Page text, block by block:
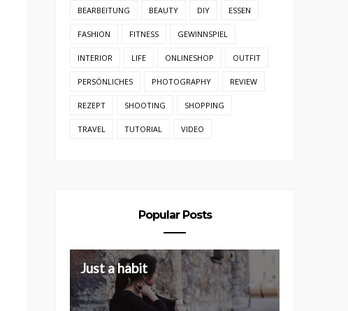
BEARBEITUNG BEAUTY DIY ESSEN
FASHION FITNESS GEWINNSPIEL
INTERIOR LIFE ONLINESHOP OUTFIT
PERSÖNLICHES PHOTOGRAPHY REVIEW
REZEPT SHOOTING SHOPPING
TRAVEL TUTORIAL VIDEO
Popular Posts
Just a habit